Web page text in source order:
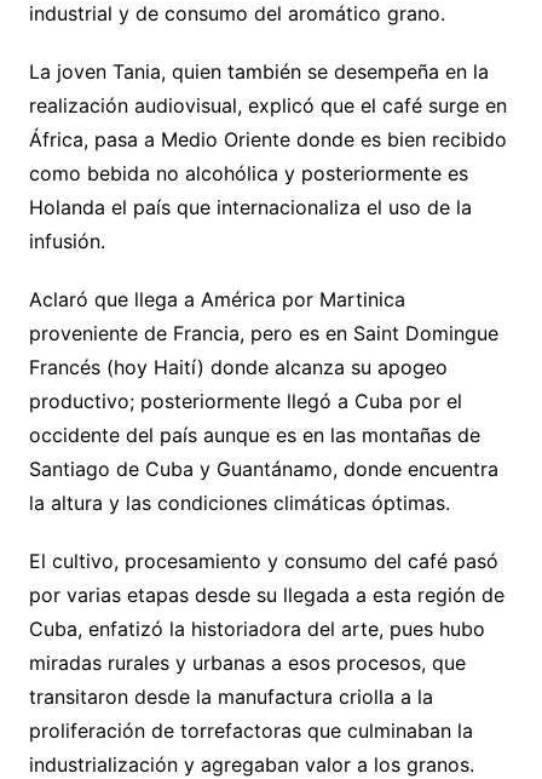
industrial y de consumo del aromático grano.
La joven Tania, quien también se desempeña en la
realización audiovisual, explicó que el café surge en
África, pasa a Medio Oriente donde es bien recibido
como bebida no alcohólica y posteriormente es
Holanda el país que internacionaliza el uso de la
infusión.
Aclaró que llega a América por Martinica
proveniente de Francia, pero es en Saint Domingue
Francés (hoy Haití) donde alcanza su apogeo
productivo; posteriormente llegó a Cuba por el
occidente del país aunque es en las montañas de
Santiago de Cuba y Guantánamo, donde encuentra
la altura y las condiciones climáticas óptimas.
El cultivo, procesamiento y consumo del café pasó
por varias etapas desde su llegada a esta región de
Cuba, enfatizó la historiadora del arte, pues hubo
miradas rurales y urbanas a esos procesos, que
transitaron desde la manufactura criolla a la
proliferación de torrefactoras que culminaban la
industrialización y agregaban valor a los granos.